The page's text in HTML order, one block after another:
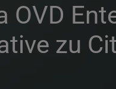
OVD
zu